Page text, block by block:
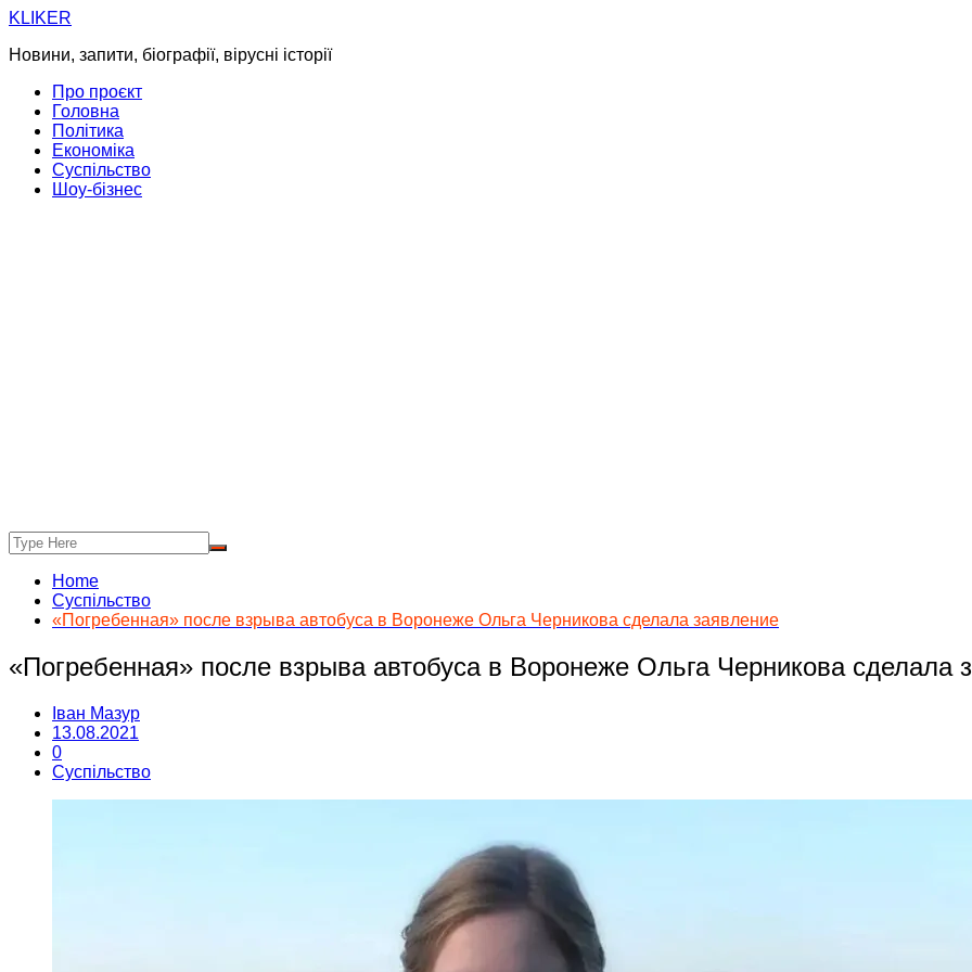
Skip
content
KLIKER
Новини, запити, біографії, вірусні історії
Про проєкт
Головна
Політика
Економіка
Суспільство
Шоу-бізнес
Home
Суспільство
«Погребенная» после взрыва автобуса в Воронеже Ольга Черникова сделала заявление
«Погребенная» после взрыва автобуса в Воронеже Ольга Черникова сделала
Іван Мазур
13.08.2021
0
Суспільство